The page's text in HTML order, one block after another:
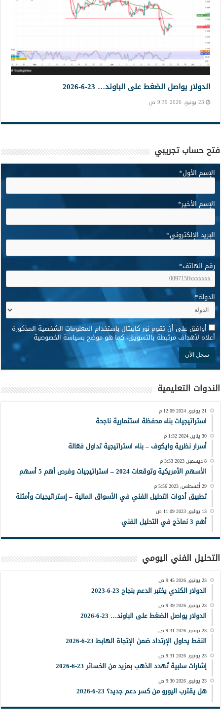
الدولار يواصل الضغط على الباوند… 23-6-2026
23 يونيو, 2026 9:39 ص
فتح حساب تجريبي
الإسم الأول*
الإسم الأخير*
البريد الإلكتروني*
رقم الهاتف*
الدولة*
* أوافق على أن تقوم نور كابيتال باستخدام المعلومات الشخصية المذكورة
أعلاه لأهداف مرتبطة بالتسويق، كما هو موضح بسياسة الخصوصية
الندوات التعليمية
21 يونيو, 2024 12:09 م
استراتيجيات بناء محفظة استثمارية ناجحة
30 يناير, 2024 1:32 م
أسرار نظرية وايكوف – بناء استراتيجية تداول فعّالة
8 ديسمبر, 2023 3:33 م
الأسهم الأمريكية وتوقعات 2024 – استراتيجيات وفرص أهم 5 أسهم
29 أغسطس, 2023 5:56 م
تطبيق أدوات التحليل الفني في الأسواق المالية – إستراتيجيات وأمثلة
13 يوليو, 2023 11:09 ص
أهم 3 نماذج في التحليل الفني
التحليل الفني اليومي
23 يونيو, 2026 9:45 ص
الدولار الكندي يختبر الدعم بنجاح 23-6-2023
23 يونيو, 2026 9:39 ص
الدولار يواصل الضغط على الباوند… 23-6-2026
23 يونيو, 2026 9:31 ص
النفط يحاول الإرتداد ضمن الإتجاة الهابط 23-6-2026
23 يونيو, 2026 9:31 ص
إشارات سلبية تُهدد الذهب بمزيد من الخسائر 23-6-2026
23 يونيو, 2026 9:30 ص
هل يقترب اليورو من كسر دعم جديد؟ 23-6-2026